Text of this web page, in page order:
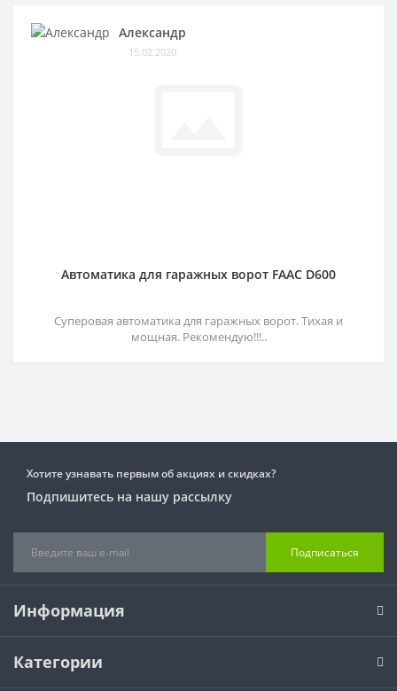
Александр
15.02.2020
Автоматика для гаражных ворот FAAC D600
Суперовая автоматика для гаражных ворот. Тихая и
мощная. Рекомендую!!!..
Хотите узнавать первым об акциях и скидках?
Подпишитесь на нашу рассылку
Подписаться
Информация
Категории